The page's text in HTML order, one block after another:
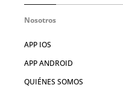
Nosotros
APP IOS
APP ANDROID
QUIÉNES SOMOS